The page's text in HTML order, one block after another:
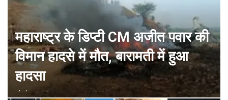
महाराष्ट्र के डिप्टी CM अजीत पवार की
विमान हादसे में मौत, बारामती में हुआ
हादसा
Khabaram.Com Jan 28, 2026 0